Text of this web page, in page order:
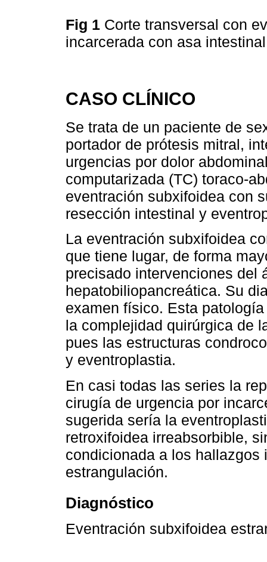
Fig 1 Corte transversal con
incarcerada con asa
CASO CLÍNICO
Se trata de un paciente de
portador de prótesis mitral,
urgencias por dolor
computarizada (TC) toraco-
eventración subxifoidea con
resección intestinal y
La eventración subxifoidea
que tiene lugar, de forma
precisado intervenciones del
hepatobiliopancreática. Su
examen físico. Esta
la complejidad quirúrgica de
pues las estructuras
y eventroplastia.
En casi todas las series la
cirugía de urgencia por
sugerida sería la
retroxifoidea irreabsorbible,
condicionada a los hallazgos
estrangulación.
Diagnóstico
Eventración subxifoidea